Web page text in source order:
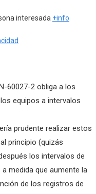
interesada +info
60027-2 obliga a los
equipos a intervalos
prudente realizar estos
principio (quizás
los intervalos de
medida que aumente la
de los registros de